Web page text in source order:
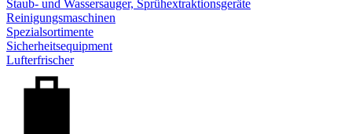
Staub- und Wassersauger, Sprühextraktionsgeräte
Reinigungsmaschinen
Spezialsortimente
Sicherheitsequipment
Lufterfrischer